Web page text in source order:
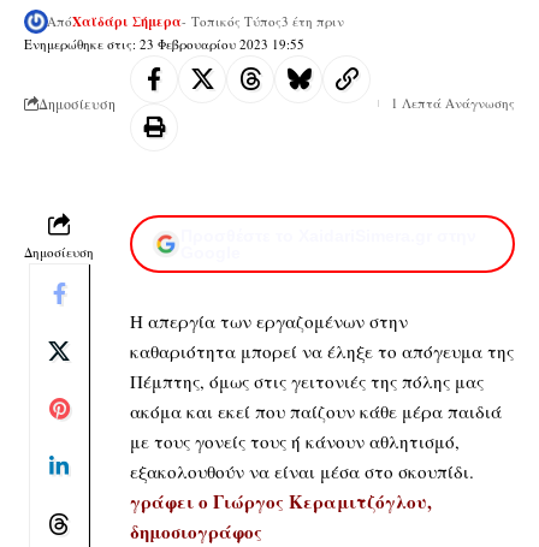
Ενημερώθηκε στις: 23 Φεβρουαρίου 2023 19:55
ΑπόΧαϊδάρι Σήμερα- Τοπικός Τύπος3 έτη πριν
Δημοσίευση 1 Λεπτά Ανάγνωσης
Δημοσίευση
Η απεργία των εργαζομένων στην
καθαριότητα μπορεί να έληξε το απόγευμα της
Πέμπτης, όμως στις γειτονιές της πόλης μας
ακόμα και εκεί που παίζουν κάθε μέρα παιδιά
με τους γονείς τους ή κάνουν αθλητισμό,
εξακολουθούν να είναι μέσα στο σκουπίδι.
γράφει ο Γιώργος Κεραμιτζόγλου,
δημοσιογράφος